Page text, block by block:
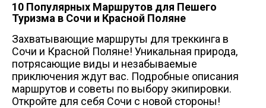
10 Популярных Маршрутов для Пешего
Туризма в Сочи и Красной Поляне
Захватывающие маршруты для треккинга в
Сочи и Красной Поляне! Уникальная природа,
потрясающие виды и незабываемые
приключения ждут вас. Подробные описания
маршрутов и советы по выбору экипировки.
Откройте для себя Сочи с новой стороны!